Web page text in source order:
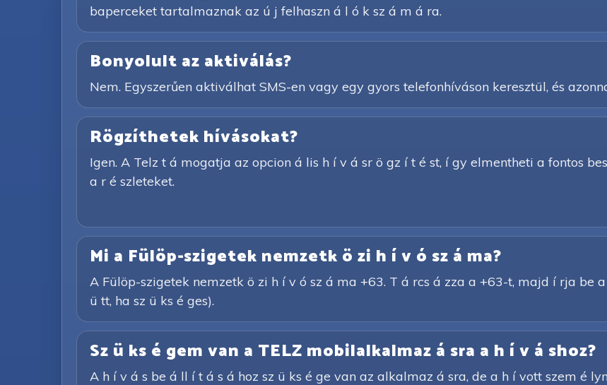
baperceket tartalmaznak az ú j felhaszn á l ó k sz á m á ra.
Bonyolult az aktiválás?
Nem. Egyszerűen aktiválhat SMS-en vagy egy gyors telefonhíváson keresztül, és
Rögzíthetek hívásokat?
Igen. A Telz t á mogatja az opcion á lis h í v á sr ö gz í t é st, í gy elmentheti a fontos
a r é szleteket.
Mi a Fülöp-szigetek nemzetk ö zi h í v ó sz á ma?
A Fülöp-szigetek nemzetk ö zi h í v ó sz á ma +63. T á rcs á zza a +63-t, majd í rja be
ü tt, ha sz ü ks é ges).
Sz ü ks é gem van a TELZ mobilalkalmaz á sra a h í v á shoz?
A h í v á s be á ll í t á s á hoz sz ü ks é ge van az alkalmaz á sra, de a h í vott szem é